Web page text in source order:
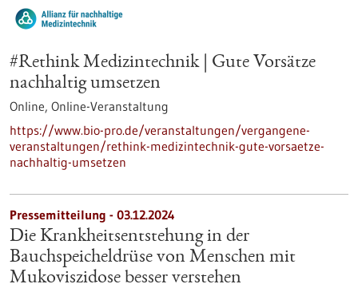
#Rethink Medizintechnik | Gute Vorsätze
nachhaltig umsetzen
Online, Online-Veranstaltung
https://www.bio-pro.de/veranstaltungen/vergangene-
veranstaltungen/rethink-medizintechnik-gute-vorsaetze-
nachhaltig-umsetzen
Pressemitteilung - 03.12.2024
Die Krankheitsentstehung in der
Bauchspeicheldrüse von Menschen mit
Mukoviszidose besser verstehen